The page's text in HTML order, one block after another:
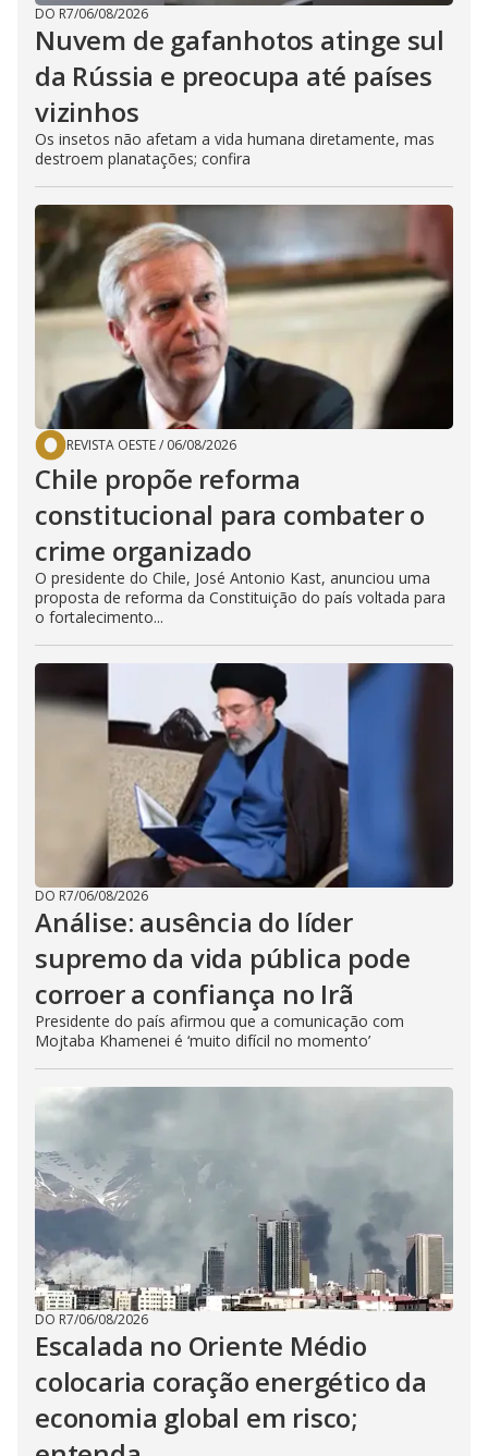
DO R7/06/08/2026
Nuvem de gafanhotos atinge sul
da Rússia e preocupa até países
vizinhos
Os insetos não afetam a vida humana diretamente, mas
destroem planatações; confira
REVISTA OESTE/ 06/08/2026
Chile propõe reforma
constitucional para combater o
crime organizado
O presidente do Chile, José Antonio Kast, anunciou uma
proposta de reforma da Constituição do país voltada para
o fortalecimento...
DO R7/06/08/2026
Análise: ausência do líder
supremo da vida pública pode
corroer a confiança no Irã
Presidente do país afirmou que a comunicação com
Mojtaba Khamenei é ‘muito difícil no momento’
DO R7/06/08/2026
Escalada no Oriente Médio
colocaria coração energético da
economia global em risco;